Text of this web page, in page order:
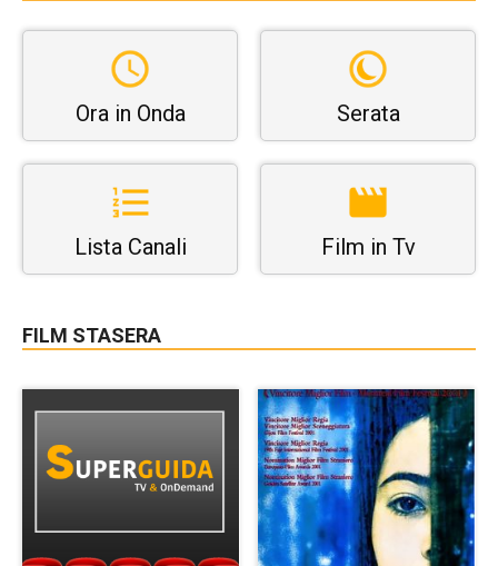
Ora in Onda Serata
Lista Canali Film in Tv
FILM STASERA